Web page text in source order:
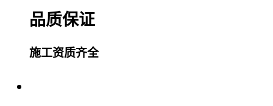
品质保证
施工资质齐全